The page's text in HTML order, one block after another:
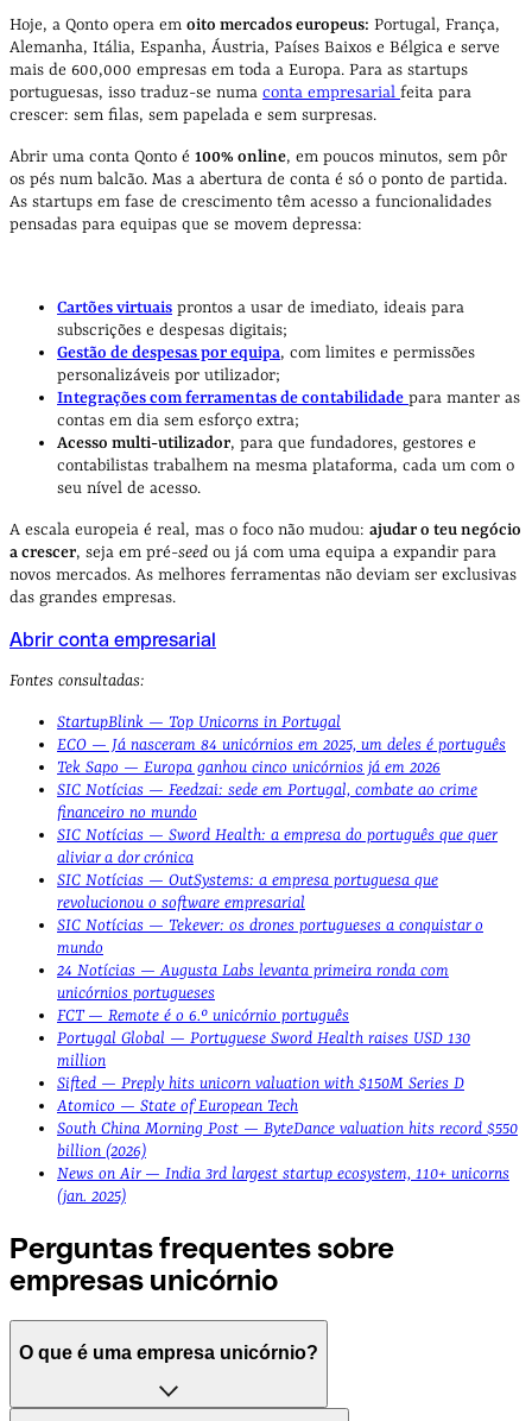
Hoje, a Qonto opera em oito mercados europeus: Portugal, França,
Alemanha, Itália, Espanha, Áustria, Países Baixos e Bélgica e serve
mais de 600,000 empresas em toda a Europa. Para as startups
portuguesas, isso traduz-se numa conta empresarial feita para
crescer: sem filas, sem papelada e sem surpresas.
Abrir uma conta Qonto é 100% online, em poucos minutos, sem pôr
os pés num balcão. Mas a abertura de conta é só o ponto de partida.
As startups em fase de crescimento têm acesso a funcionalidades
pensadas para equipas que se movem depressa:
Cartões virtuais prontos a usar de imediato, ideais para
subscrições e despesas digitais;
Gestão de despesas por equipa, com limites e permissões
personalizáveis por utilizador;
Integrações com ferramentas de contabilidade para manter as
contas em dia sem esforço extra;
Acesso multi-utilizador, para que fundadores, gestores e
contabilistas trabalhem na mesma plataforma, cada um com o
seu nível de acesso.
A escala europeia é real, mas o foco não mudou: ajudar o teu negócio
a crescer, seja em pré-seed ou já com uma equipa a expandir para
novos mercados. As melhores ferramentas não deviam ser exclusivas
das grandes empresas.
Abrir conta empresarial
Fontes consultadas:
StartupBlink — Top Unicorns in Portugal
ECO — Já nasceram 84 unicórnios em 2025, um deles é português
Tek Sapo — Europa ganhou cinco unicórnios já em 2026
SIC Notícias — Feedzai: sede em Portugal, combate ao crime
financeiro no mundo
SIC Notícias — Sword Health: a empresa do português que quer
aliviar a dor crónica
SIC Notícias — OutSystems: a empresa portuguesa que
revolucionou o software empresarial
SIC Notícias — Tekever: os drones portugueses a conquistar o
mundo
24 Notícias — Augusta Labs levanta primeira ronda com
unicórnios portugueses
FCT — Remote é o 6.º unicórnio português
Portugal Global — Portuguese Sword Health raises USD 130
million
Sifted — Preply hits unicorn valuation with $150M Series D
Atomico — State of European Tech
South China Morning Post — ByteDance valuation hits record $550
billion (2026)
News on Air — India 3rd largest startup ecosystem, 110+ unicorns
(jan. 2025)
Perguntas frequentes sobre
empresas unicórnio
O que é uma empresa unicórnio?